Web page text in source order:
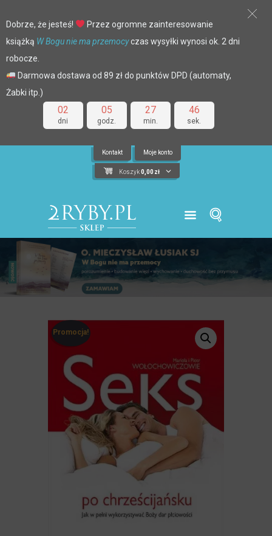
02
dni
05
godz.
27
min.
46
sek.
Dobrze, że jesteś!
Przez ogromne zainteresowanie
książką W Bogu nie ma przemocyczas wysyłki wynosi ok. 2 dni
robocze.
Darmowa dostawa od 89 zł do punktów DPD (automaty,
Żabki itp.)
Kontakt Moje konto
Koszyk 0,00 zł
Promocja!